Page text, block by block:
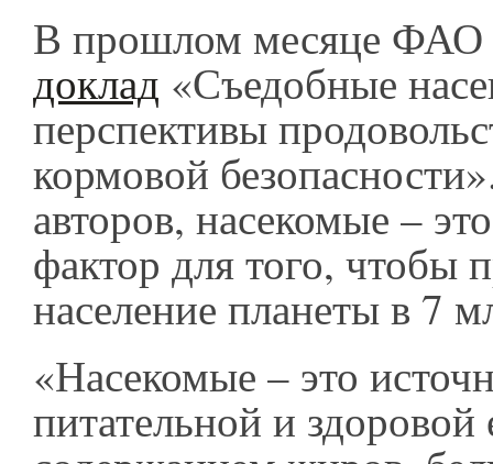
В прошлом месяце ФАО
доклад «Съедобные
перспективы
кормовой
авторов, насекомые –
фактор для того, чтобы
население планеты в 7
«Насекомые – это
питательной и